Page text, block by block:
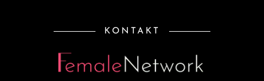
KONTAKT